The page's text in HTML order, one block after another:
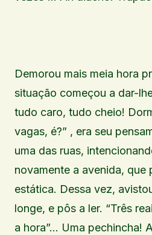
Demorou mais meia hora
situação começou a dar-
tudo caro, tudo cheio!
vagas, é?” , era seu
uma das ruas,
novamente a avenida, que
estática. Dessa vez,
longe, e pôs a ler. “Três
a hora”… Uma pechincha!